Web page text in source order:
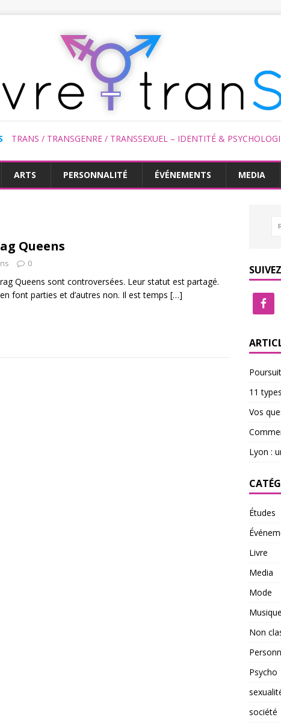
TRANS / TRANSGENRE / TRANSSEXUEL – IDENTITÉ &
ARTS PERSONNALITÉ ÉVÉNEMENTS MEDIA
Queens
0
Queens sont controversées. Leur statut est partagé.
font parties et d’autres non. Il est temps […]
11
Vos
Lyon :
Études
Livre
Media
Mode
Musique
Non
Psycho
société